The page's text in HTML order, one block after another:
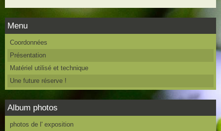
Menu
Coordonnées
Présentation
Matériel utilisé et technique
Une future réserve !
Album photos
photos de l' exposition